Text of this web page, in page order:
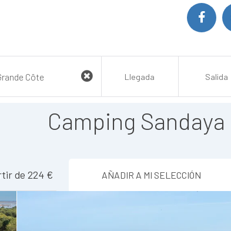
Camping
de 224 € AÑADIR A MI SELECCIÓN